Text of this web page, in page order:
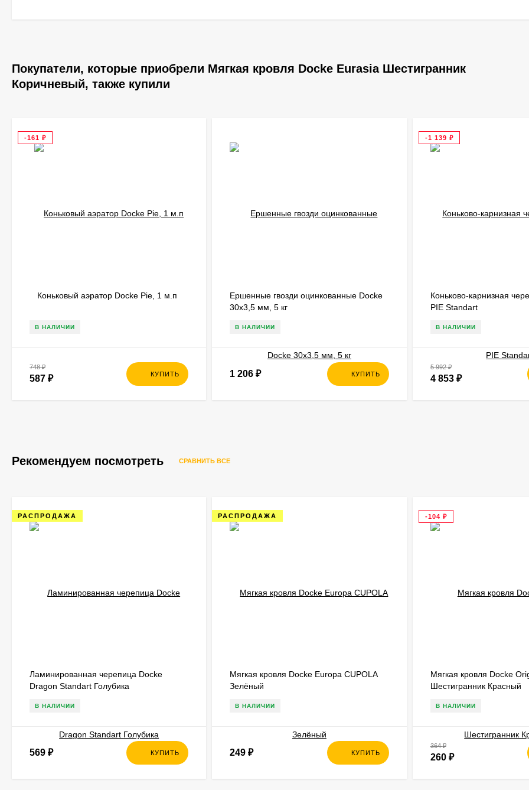
Покупатели, которые приобрели Мягкая кровля Docke Eurasia Шестигранник
Коричневый, также купили
-161 ₽
Коньковый аэратор Docke Pie, 1 м.п
В НАЛИЧИИ
748₽
587 ₽ КУПИТЬ
Ершенные гвозди оцинкованные Docke
30х3,5 мм, 5 кг
В НАЛИЧИИ
1 206₽ КУПИТЬ
-1 139 ₽
Коньково-карнизная
PIE Standart
В НАЛИЧИИ
5 992₽
4 853 ₽
Рекомендуем посмотреть СРАВНИТЬ ВСЕ
РАСПРОДАЖА
Ламинированная черепица Docke
Dragon Standart Голубика
В НАЛИЧИИ
569 ₽ КУПИТЬ
РАСПРОДАЖА
Мягкая кровля Docke Europa СUPOLA
Зелёный
В НАЛИЧИИ
249₽ КУПИТЬ
-104 ₽
Мягкая кровля Docke
Шестигранник Красный
В НАЛИЧИИ
364₽
260 ₽